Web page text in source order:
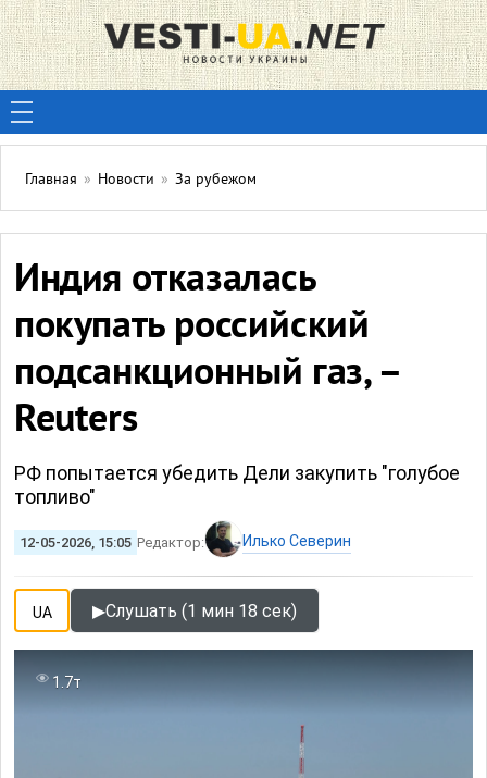
Главная » Новости » За рубежом
Индия отказалась
покупать российский
подсанкционный газ, –
Reuters
РФ попытается убедить Дели закупить "голубое
топливо"
12-05-2026, 15:05 Редактор: Илько Северин
UA ▶Слушать (1 мин 18 сек)
1.7т